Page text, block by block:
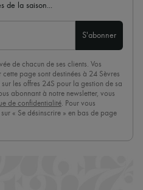
de la saison...
S'abonner
de chacun de ses clients. Vos
page sont destinées à 24 Sèvres
les offres 24S pour la gestion de sa
abonnant à notre newsletter, vous
de confidentialité. Pour vous
« Se désinscrire » en bas de page